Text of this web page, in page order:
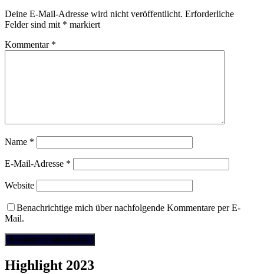
Deine E-Mail-Adresse wird nicht veröffentlicht. Erforderliche
Felder sind mit * markiert
Kommentar *
Name *
E-Mail-Adresse *
Website
Benachrichtige mich über nachfolgende Kommentare per E-
Mail.
Highlight 2023